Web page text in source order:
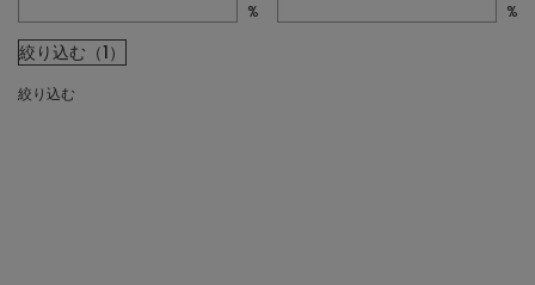
% %
絞り込む（1）
絞り込む